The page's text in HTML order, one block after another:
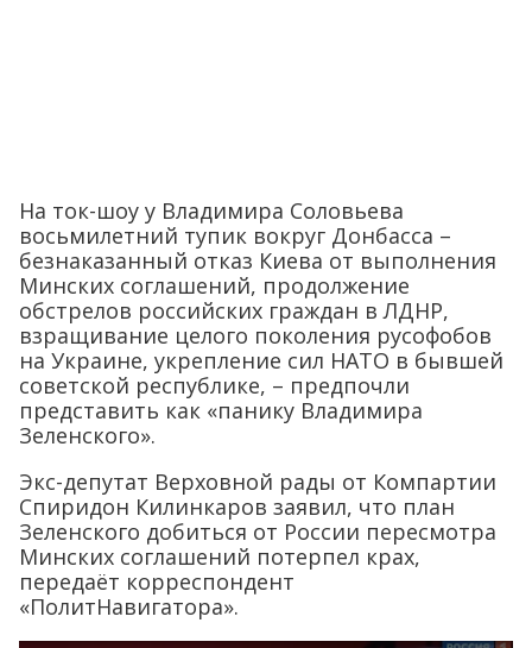
На ток-шоу у Владимира Соловьева
восьмилетний тупик вокруг Донбасса –
безнаказанный отказ Киева от выполнения
Минских соглашений, продолжение
обстрелов российских граждан в ЛДНР,
взращивание целого поколения русофобов
на Украине, укрепление сил НАТО в бывшей
советской республике, – предпочли
представить как «панику Владимира
Зеленского».
Экс-депутат Верховной рады от Компартии
Спиридон Килинкаров заявил, что план
Зеленского добиться от России пересмотра
Минских соглашений потерпел крах,
передаёт корреспондент
«ПолитНавигатора».